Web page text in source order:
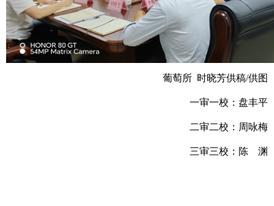
葡萄所 时晓芳供稿/供图
一审一校：盘丰平
二审二校：周咏梅
三审三校：陈 渊